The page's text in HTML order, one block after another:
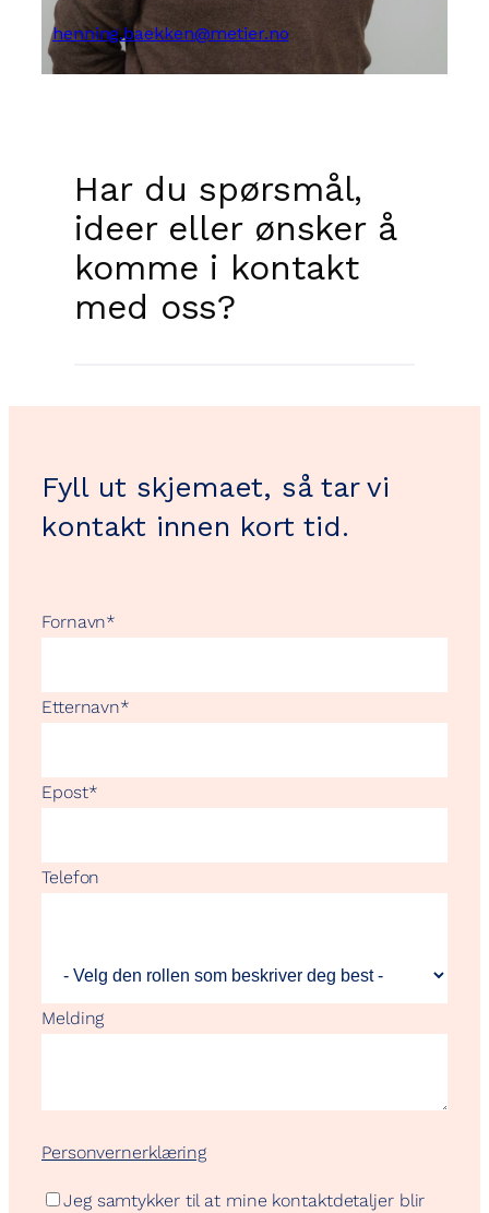
henning.baekken@metier.no
Har du spørsmål,
ideer eller ønsker å
komme i kontakt
med oss?
Fyll ut skjemaet, så tar vi
kontakt innen kort tid.
Fornavn*
Etternavn*
Epost*
Telefon
Melding
Personvernerklæring
Jeg samtykker til at mine kontaktdetaljer blir